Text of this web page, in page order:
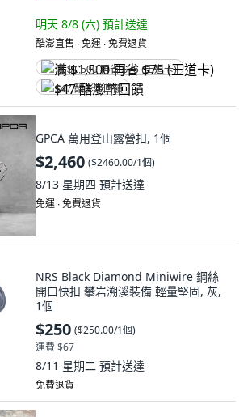
明天 8/8 (六) 預計送達
酷澎直售 ∙ 免運 ∙ 免費退貨
满 $1,500 再省 $75 (王道卡)
$47 酷澎幣回饋
GPCA 萬用登山露營扣, 1個
$2,460 ($2460.00/1個)
8/13 星期四 預計送達
免運 ∙ 免費退貨
NRS Black Diamond Miniwire 鋼絲
開口快扣 攀岩溯溪裝備 輕量堅固, 灰,
1個
$250 ($250.00/1個)
運費 $67
8/11 星期二 預計送達
免費退貨